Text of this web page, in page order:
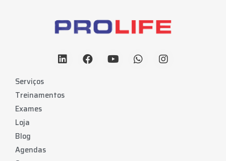
Serviços
Treinamentos
Exames
Loja
Blog
Agendas